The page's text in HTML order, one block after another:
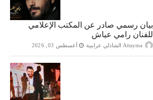
بيان رسمي صادر عن المكتب الإعلامي
للفنان رامي عياش
Attayma الشاذلي عرايبية أغسطس 03, 2026